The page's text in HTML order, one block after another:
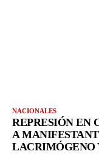
NACIONALES
REPRESIÓN EN
A
LACRIMÓGENO